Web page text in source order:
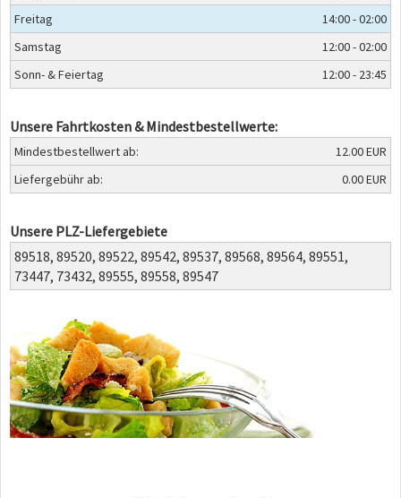
Freitag
14:00 - 02:00
Samstag
12:00 - 02:00
Sonn- & Feiertag
12:00 - 23:45
Unsere Fahrtkosten & Mindestbestellwerte:
Mindestbestellwert ab:
12.00 EUR
Liefergebühr ab:
0.00 EUR
Unsere PLZ-Liefergebiete
89518, 89520, 89522, 89542, 89537, 89568, 89564, 89551,
73447, 73432, 89555, 89558, 89547